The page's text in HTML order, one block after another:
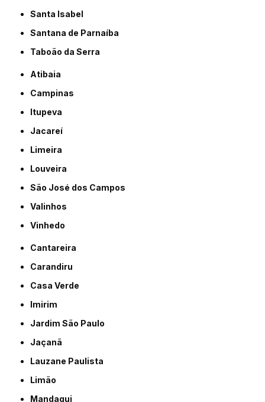
Santa Isabel
Santana de Parnaíba
Taboão da Serra
Atibaia
Campinas
Itupeva
Jacareí
Limeira
Louveira
São José dos Campos
Valinhos
Vinhedo
Cantareira
Carandiru
Casa Verde
Imirim
Jardim São Paulo
Jaçanã
Lauzane Paulista
Limão
Mandaqui